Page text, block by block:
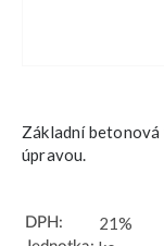
Základní
úpravou.
DPH: 21%